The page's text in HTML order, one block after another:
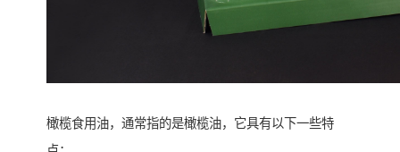
橄榄食用油，通常指的是橄榄油，它具有以下一些特